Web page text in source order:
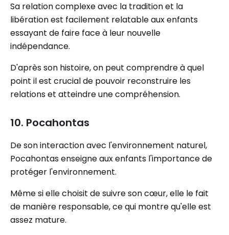
Sa relation complexe avec la tradition et la
libération est facilement relatable aux enfants
essayant de faire face à leur nouvelle
indépendance.
D'après son histoire, on peut comprendre à quel
point il est crucial de pouvoir reconstruire les
relations et atteindre une compréhension.
10. Pocahontas
De son interaction avec l'environnement naturel,
Pocahontas enseigne aux enfants l'importance de
protéger l'environnement.
Même si elle choisit de suivre son cœur, elle le fait
de manière responsable, ce qui montre qu'elle est
assez mature.